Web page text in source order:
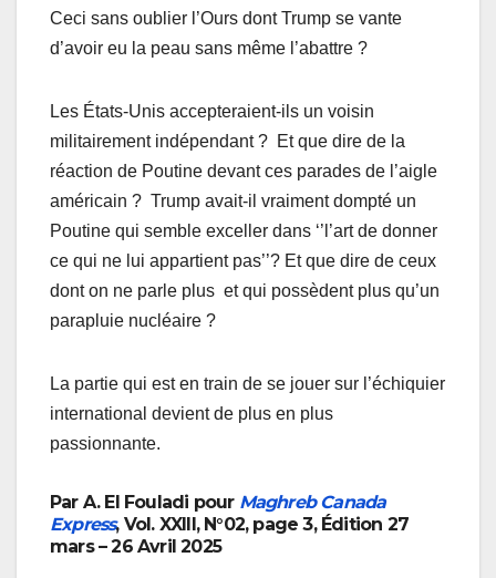
Ceci sans oublier l’Ours dont Trump se vante
d’avoir eu la peau sans même l’abattre ?
Les États-Unis accepteraient-ils un voisin
militairement indépendant ? Et que dire de la
réaction de Poutine devant ces parades de l’aigle
américain ? Trump avait-il vraiment dompté un
Poutine qui semble exceller dans ‘’l’art de donner
ce qui ne lui appartient pas’’? Et que dire de ceux
dont on ne parle plus et qui possèdent plus qu’un
parapluie nucléaire ?
La partie qui est en train de se jouer sur l’échiquier
international devient de plus en plus
passionnante.
Par A. El Fouladi pour Maghreb Canada
Express, Vol. XXIII, N°02, page 3, Édition 27
mars – 26 Avril 2025